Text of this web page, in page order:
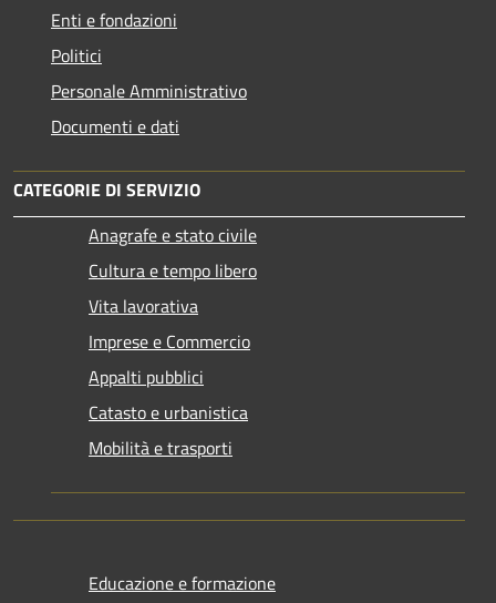
Enti e fondazioni
Politici
Personale Amministrativo
Documenti e dati
CATEGORIE DI SERVIZIO
Anagrafe e stato civile
Cultura e tempo libero
Vita lavorativa
Imprese e Commercio
Appalti pubblici
Catasto e urbanistica
Mobilità e trasporti
Educazione e formazione